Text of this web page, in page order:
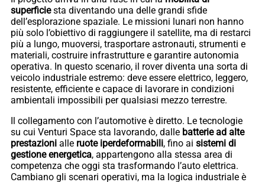
superficiesta diventando una delle grandi sfide
dell’esplorazione spaziale. Le missioni lunari non hanno
più solo l’obiettivo di raggiungere il satellite, ma di restarci
più a lungo, muoversi, trasportare astronauti, strumenti e
materiali, costruire infrastrutture e garantire autonomia
operativa. In questo scenario, il rover diventa una sorta di
veicolo industriale estremo: deve essere elettrico, leggero,
resistente, efficiente e capace di lavorare in condizioni
ambientali impossibili per qualsiasi mezzo terrestre.
Il collegamento con l’automotive è diretto. Le tecnologie
su cui Venturi Space sta lavorando, dalle batterie ad alte
prestazioni alle ruote iperdeformabili, fino ai sistemi di
gestione energetica, appartengono alla stessa area di
competenza che oggi sta trasformando l’auto elettrica.
Cambiano gli scenari operativi, ma la logica industriale è